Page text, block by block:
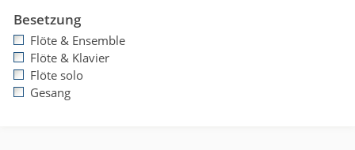
Besetzung
Flöte & Ensemble
Flöte & Klavier
Flöte solo
Gesang